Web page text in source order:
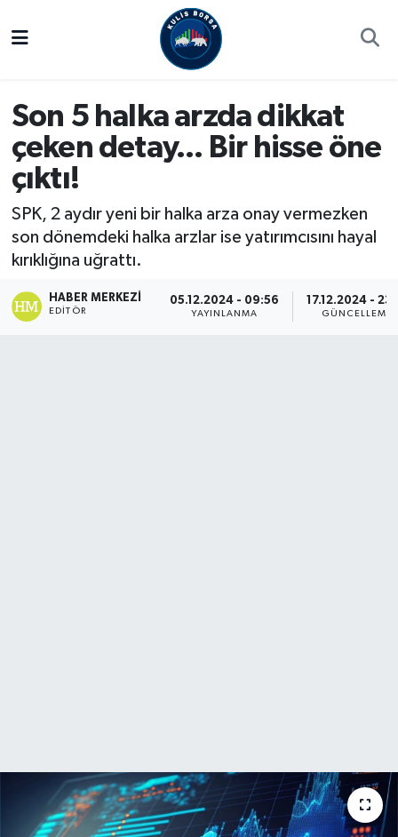
Son 5 halka arzda dikkat
çeken detay... Bir hisse öne
çıktı!
SPK, 2 aydır yeni bir halka arza onay vermezken
son dönemdeki halka arzlar ise yatırımcısını hayal
kırıklığına uğrattı.
HABER MERKEZI
EDITÖR
05.12.2024 - 09:56
YAYINLANMA
17.12.2024 -
GÜNCELLEME
Hisse Yorumu
Kulis Haber
Trafik Durumu
Süper Lig Puan Durumu ve Fikstür
Haber Arşivi